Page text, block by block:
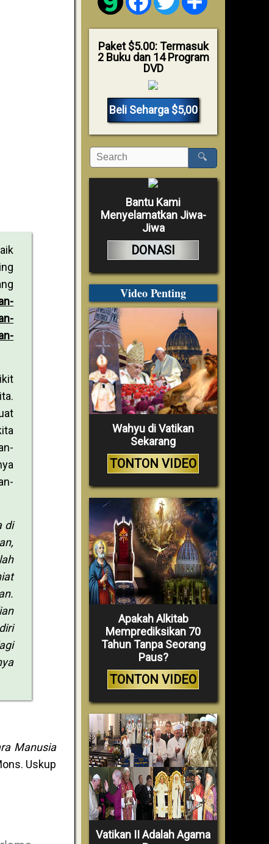
di
Manusia
Uskup
Paket $5.00: Termasuk
2 Buku dan 14 Program
DVD
Beli Seharga $5,00
🔍
Bantu Kami
Menyelamatkan Jiwa-
Jiwa
DONASI
Video Penting
Wahyu di Vatikan
Sekarang
TONTON VIDEO
Apakah Alkitab
Memprediksikan 70
Tahun Tanpa Seorang
Paus?
TONTON VIDEO
Vatikan II Adalah Agama